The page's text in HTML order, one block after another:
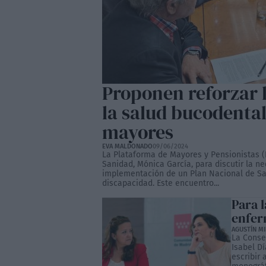
Proponen
la salud
mayores
EVA MALDONADO09/06/2024
La Plataforma de Mayores y Pensionistas
Sanidad, Mónica García, para discutir la
implementación de un Plan Nacional de
discapacidad. Este encuentro...
Para
AGUSTÍN
La
Isabel
escribir